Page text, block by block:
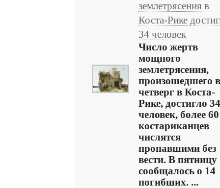
землетрясения в
Коста-Рике
34 человек
Число жертв
мощного
землетрясения,
произошедшего в
четверг в Коста-
Рике, достигло 34
человек, более 60
костариканцев
числятся
пропавшими без
вести. В пятницу
сообщалось о 14
погибших. ...